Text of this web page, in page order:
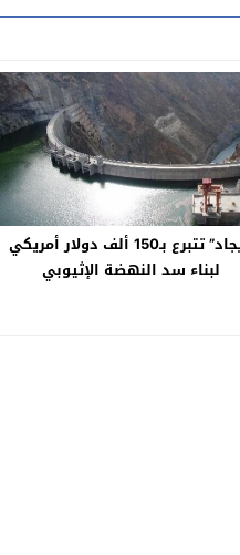
“إيجاد” تتبرع بـ150 ألف دولار أمريكي
لبناء سد النهضة الإثيوبي